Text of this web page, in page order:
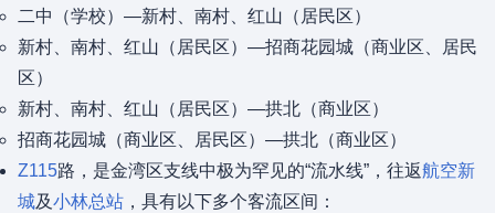
二中（学校）—新村、南村、红山（居民区）
新村、南村、红山（居民区）—招商花园城（商业区、居民
区）
新村、南村、红山（居民区）—拱北（商业区）
招商花园城（商业区、居民区）—拱北（商业区）
Z115路，是金湾区支线中极为罕见的“流水线”，往返航空新
城及小林总站 ，具有以下多个客流区间：